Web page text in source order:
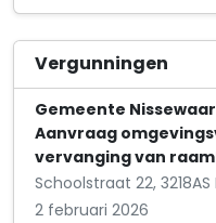
Vergunningen
Gemeente
Aanvraag
vervanging van
Schoolstraat 22,
2 februari 2026